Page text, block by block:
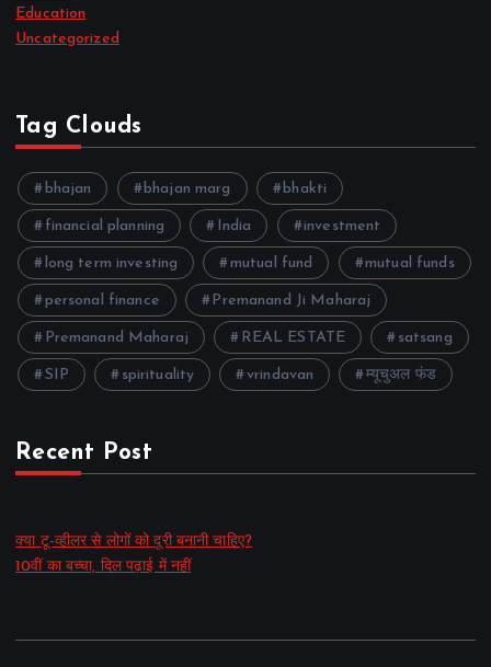
Education
Uncategorized
Tag Clouds
bhajan bhajan marg bhakti
financial planning India investment
long term investing mutual fund mutual funds
personal finance Premanand Ji Maharaj
Premanand Maharaj REAL ESTATE satsang
SIP spirituality vrindavan म्यूचुअल फंड
Recent Post
क्या टू-व्हीलर से लोगों को दूरी बनानी चाहिए?
10वीं का बच्चा, दिल पढ़ाई में नहीं